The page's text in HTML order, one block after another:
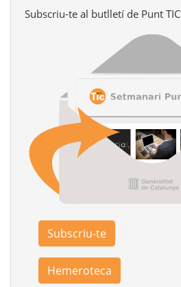
Subscriu-te al butlletí de Punt TIC
Subscriu-te
Hemeroteca